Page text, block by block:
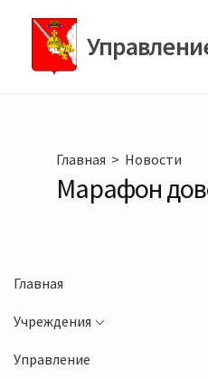
содержимому
Главная > Новости
Марафон
Главная
Учреждения
Управление